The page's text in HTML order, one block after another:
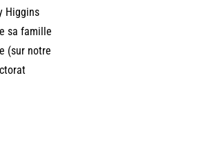
Higgins
sa famille
(sur notre